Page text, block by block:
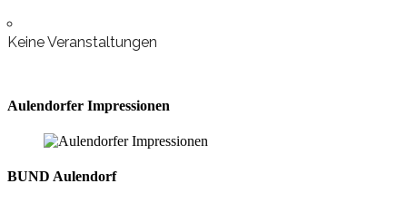
Keine Veranstaltungen
Aulendorfer Impressionen
BUND Aulendorf